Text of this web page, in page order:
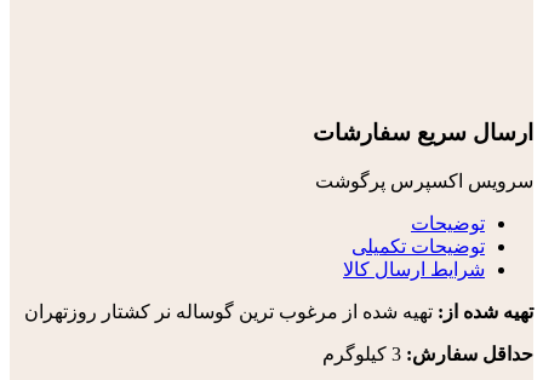
ارسال سریع سفارشات
سرویس اکسپرس پرگوشت
توضیحات
توضیحات تکمیلی
شرایط ارسال کالا
تهیه شده از: تهیه شده از مرغوب ترین گوساله نر کشتار روزتهران
حداقل سفارش: 3 کیلوگرم